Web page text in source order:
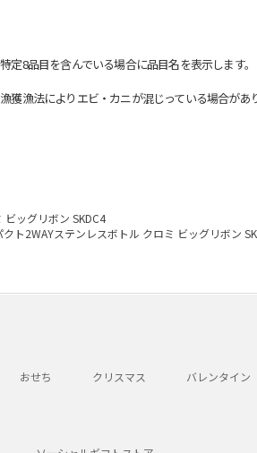
8品目を含んでいる場合に品目名を表示します。
漁法によりエビ・カニが混じっている場合が
ッグリボン SKDC4
ト2WAYステンレスボトル クロミ ビッグリボン
おせち クリスマス バレンタイン